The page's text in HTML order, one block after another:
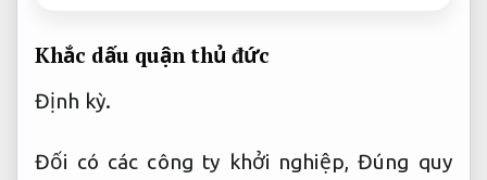
Khắc dấu quận thủ đức
Định kỳ.
Đối có các công ty khởi nghiệp,Đúng quy